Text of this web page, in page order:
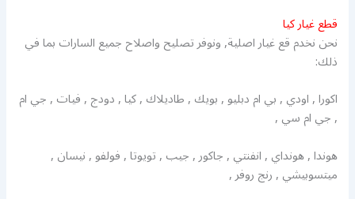
قطع غيار كيا
نحن نخدم قع غيار اصلية, ونوفر تصليح واصلاح جميع السارات بما في
ذلك:
اكورا , اودي , بي ام دبليو , بويك , طاديلاك , كيا , دودج , فيات , جي ام
, جي ام سي ,
هوندا , هونداي , انفنتي , جاكور , جيب , تويوتا , فولفو , نيسان ,
ميتسوبيشي , رنج روفر ,